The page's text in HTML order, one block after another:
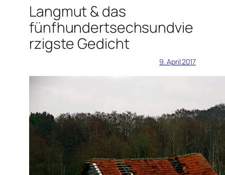
Langmut & das
fünfhundertsechsundvie
rzigste Gedicht
9. April 2017